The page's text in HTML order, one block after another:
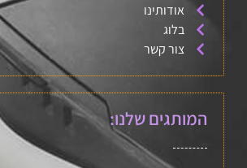
אודותינו
בלוג
צור קשר
המותגים שלנו: